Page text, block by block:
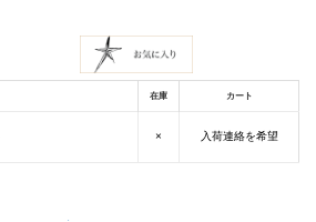
在庫 カート
× 入荷連絡を希望